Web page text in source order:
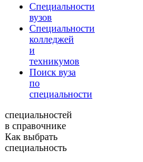
Специальности
вузов
Специальности
колледжей
и
техникумов
Поиск вуза
по
специальности
специальностей
в справочнике
Как выбрать
специальность